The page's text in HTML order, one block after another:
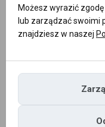
Możesz wyrazić
lub zarządzać swoimi
znajdziesz w naszej